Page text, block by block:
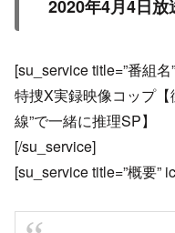
2020年4月4日放
[su_service title=”番組名
特捜X実録映像コップ【
線”で一緒に推理SP】
[/su_service]
[su_service title=”概要”